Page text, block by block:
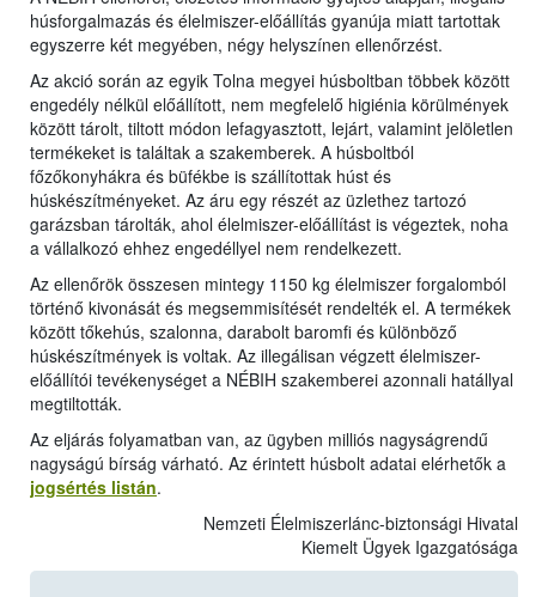
húsforgalmazás és élelmiszer-előállítás gyanúja miatt tartottak
egyszerre két megyében, négy helyszínen ellenőrzést.
Az akció során az egyik Tolna megyei húsboltban többek között
engedély nélkül előállított, nem megfelelő higiénia körülmények
között tárolt, tiltott módon lefagyasztott, lejárt, valamint jelöletlen
termékeket is találtak a szakemberek. A húsboltból
főzőkonyhákra és büfékbe is szállítottak húst és
húskészítményeket. Az áru egy részét az üzlethez tartozó
garázsban tárolták, ahol élelmiszer-előállítást is végeztek, noha
a vállalkozó ehhez engedéllyel nem rendelkezett.
Az ellenőrök összesen mintegy 1150 kg élelmiszer forgalomból
történő kivonását és megsemmisítését rendelték el. A termékek
között tőkehús, szalonna, darabolt baromfi és különböző
húskészítmények is voltak. Az illegálisan végzett élelmiszer-
előállítói tevékenységet a NÉBIH szakemberei azonnali hatállyal
megtiltották.
Az eljárás folyamatban van, az ügyben milliós nagyságrendű
nagyságú bírság várható. Az érintett húsbolt adatai elérhetők a
jogsértés listán.
Nemzeti Élelmiszerlánc-biztonsági Hivatal
Kiemelt Ügyek Igazgatósága